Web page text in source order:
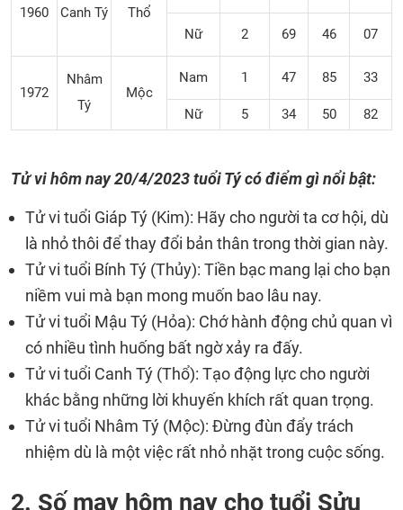
1960 Canh Tý Thổ
Nữ 2 69 46 07
1972
Nhâm
Tý
Mộc
Nam 1 47 85 33
Nữ 5 34 50 82
Tử vi hôm nay 20/4/2023 tuổi Tý có điểm gì nổi bật:
Tử vi tuổi Giáp Tý (Kim): Hãy cho người ta cơ hội, dù
là nhỏ thôi để thay đổi bản thân trong thời gian này.
Tử vi tuổi Bính Tý (Thủy): Tiền bạc mang lại cho bạn
niềm vui mà bạn mong muốn bao lâu nay.
Tử vi tuổi Mậu Tý (Hỏa): Chớ hành động chủ quan vì
có nhiều tình huống bất ngờ xảy ra đấy.
Tử vi tuổi Canh Tý (Thổ): Tạo động lực cho người
khác bằng những lời khuyến khích rất quan trọng.
Tử vi tuổi Nhâm Tý (Mộc): Đừng đùn đẩy trách
nhiệm dù là một việc rất nhỏ nhặt trong cuộc sống.
2. Số may hôm nay cho tuổi Sửu